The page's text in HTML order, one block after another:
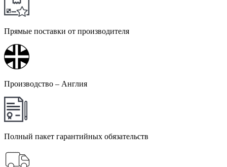
Прямые поставки от производителя
Производство – Англия
Полный пакет гарантийных обязательств